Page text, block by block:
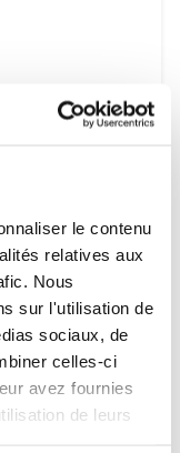
le contenu
relatives aux
Nous
sur l'utilisation de
sociaux, de
celles-ci
avez fournies
de leurs